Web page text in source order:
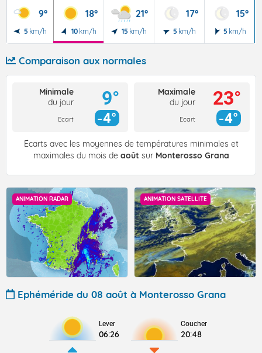
9°
5 km/h
18°
10 km/h
21°
15 km/h
17°
5 km/h
15°
5 km/h
Comparaison aux normales
Minimale
du jour
Ecart
9°
4°
Maximale
du jour
Ecart
23°
4°
Écarts avec les moyennes de températures minimales et
maximales du mois de août sur Monterosso Grana
ANIMATION RADAR ANIMATION SATELLITE
Ephéméride du 08 août à Monterosso Grana
Lever
06:26
Coucher
20:48